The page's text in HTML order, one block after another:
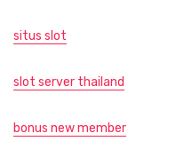
situs slot
slot server thailand
bonus new member